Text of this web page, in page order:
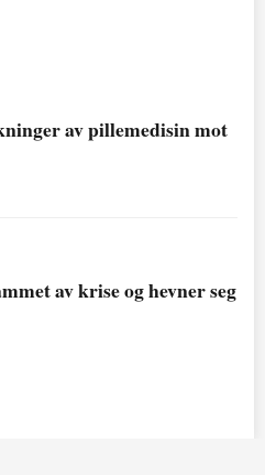
av pillemedisin mot
av krise og hevner seg